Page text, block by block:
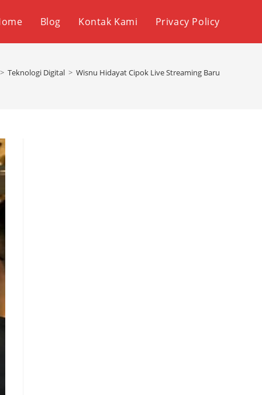
Blog Kontak Kami Privacy Policy
> Teknologi Digital > Wisnu Hidayat Cipok Live Streaming Baru